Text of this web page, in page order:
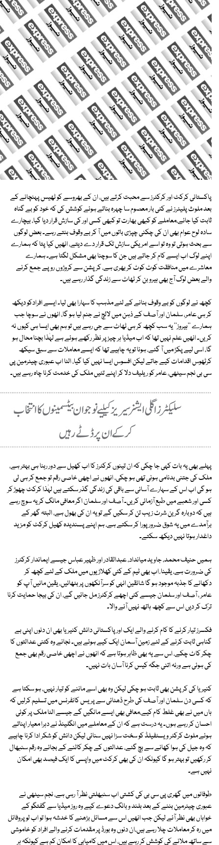
پاکستانی کرکٹ اور کرکٹرز سے محبت کرتے ہیں، ان کے بھروسے کو ٹھیس پہنچانے کے
بعد ملوث پلیئرز نے کئی بار معصوم سا چہرہ بناتے ہوئے کوشش کی کہ خود کو بے گناہ
ثابت کیا جائے،معاملے کو کبھی بھارت تو کبھی کسی اور کی سازش قرار دیا گیا، بیچارے
سادہ لوح عوام بھی ان کی چکنی چپڑی باتوں میں آ کر بے وقوف بنتے رہے۔ بعض لوگوں
سے بحث ہوتی تو وہ تو اسے امریکی سازش تک قرار دے دیتے، انھیں کیا پتا کہ ہمارے
اپنے لوگ اب ایسے کام کر جاتے ہیں جن کا سوچنا بھی مشکل لگتا ہے۔ ہمارے
معاشرے میں منافقت کوٹ کوٹ کر بھری ہے، کرپشن سے کروڑوں روپے جمع کرنے
والے بعض لوگ آج بھی ہیرو بن کر ٹھاٹ سے زندگی گذار رہے ہیں۔
کچھ نے لوگوں کو بے وقوف بنانے کے لئے مذہب کا سہارا بھی لیا۔ ایسے افرادکو دیکھ
کر ہی عامر، سلمان اور آصف کے ذہن میں لالچ نے جنم لیا ہو گا، انھوں نے سوچا جب
ہمارے ''ہیروز'' یہ سب کچھ کر ہی ٹھاٹ سے جی رہے ہیں تو ہم بھی ایسا ہی کیوں نہ
کریں۔ انھیں علم نہیں تھا کہ اب میڈیا ہر چیز پر نظر رکھے ہوئے ہے لہٰذا بچنا محال ہو
گا، اسی لیے پکڑ میں آ گئے، ہونا تو یہ چاہیے تھا کہ ایسے معاملات سے سبق سیکھ
کرٹھوس اقدامات کیے جاتے لیکن افسوس ایسا نہیں کیا گیا، الٹا اب عبوری چیئرمین پی
سی بی نجم سیٹھی، عامر کو ریلیف دلا کر اپنے تئیں ملک کی خدمت کرنا چاہ رہے ہیں۔
پہلے بھی یہ بات کہی جا چکی کہ ان تینوں کرکٹرز کا اب کھیل سے دور رہنا ہی بہتر ہے،
ملک کی جتنی بدنامی ہونی تھی ہو چکی، انھوں نے اچھی خاصی رقم تو جمع کر ہی لی
ہو گی اب اس کے سہارے آسانی سے باقی کی زندگی گذر سکتے ہیں لہٰذا کرکٹ چھوڑ کر
کسی اور شعبے میں طبع آزمائی کریں۔ آصف اور سلمان اگر معافی مانگ کر یہ سوچ رہے
ہیں کہ دوبارہ گرین شرٹ زیب تن کر سکیں گے تو یہ ان کی بھول ہے، البتہ گھر کے
برآمدے میں یہ شوق ضرور پورا کر سکتے ہے، ہم اپنے پسندیدہ کھیل کرکٹ کو مزید
داغدار ہوتا نہیں دیکھ سکتے۔
ہمیں حنیف محمد، جاوید میانداد، عبدالقادر اور ظہیر عباس جیسے ایماندار کرکٹرز
کی ضرورت ہے، یقینا ً اب بھی ٹیم کے کئی کھلاڑیوں میں ملک کے لئے کچھ کر
دکھانے کا جذبہ موجود ہو گا شائقین انہی کو سرآنکھوں پر بٹھائیں، یقین مانیں آپ کو
عامر ، آصف اور سلمان جیسے کئی اچھے کرکٹرز مل جائیں گے، ان کی بیجا حمایت کرنا
ترک کر دیں اس سے کچھ ہاتھ نہیں آنے والا۔
فکسرز تیار کرنے کا کام کرنے والے ایک اور پاکستانی دانش کنیریا بھی ان دنوں اپنی بے
گناہی ثابت کرنے کے لئے زمین آسمان ایک کیے ہوئے ہیں۔ نجانے وہ کتنی عدالتوں کا
چکر کاٹ چکے، اس سے یہ بھی ظاہر ہوتا ہے کہ انھوں نے اچھی خاصی رقم بھی جمع
کی ہوئی ہے ورنہ اتنی جگہ کیس کرنا آسان بات نہیں۔
کنیریا کی کرپشن بھی ثابت ہو چکی لیکن وہ بھی اسے ماننے کو تیار نہیں، ہو سکتا ہے
کہ کسی دن سلمان اور آصف کی طرح ڈھٹائی سے پریس کانفرنس میں تسلیم کرلیں کہ
ہاں میں نے بھی غلط کام کیے،معافی بھی ایسے مانگیں گے جیسے الٹا ملک پر کوئی
احسان کر رہے ہوں۔ یہ درست ہے کہ ان کے معاملے میں انگلینڈ نے دہرا معیار اپناتے
ہوئے ملوث کرکٹر ویسٹفیلڈ کو سخت سزا نہیں سنائی لیکن دانش کو شکر ادا کرنا چاہیے
کہ وہ جیل کی ہوا کھانے سے بچ گئے، عدالتوں کے چکر کاٹنے کے بجائے وہ رقم سنبھال
کر رکھیں تو بہتر ہو گا کیونکہ ان کی بھی کرکٹ میں واپسی کا ایک فیصد بھی امکان
نہیں ہے۔
طوفانوں میں گھری پی سی بی کی کشتی اب سنبھلتی نظر آ رہی ہے، نجم سیٹھی نے
عبوری چیئرمین بننے کے بعد بلند و بانگ دعوے کیے وہ روز میڈیا سے گفتگو کے
خواہاں بھی نظر آئے لیکن جب انھیں اس سے مسائل بڑھنے کا خدشہ ہوا تو اب لو پروفائل
میں رہ کر معاملات چلا رہے ہیں،ان دنوں وہ بورڈ پر مقدمات کرنے والے افراد کو خاموشی
سے ساتھ ملانے کی کوشش کر رہے ہیں، اس میں کامیابی کا امکان کم ہے کیونکہ ہر